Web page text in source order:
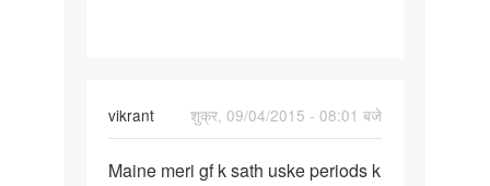
vikrant
शुक्र, 09/04/2015 - 08:01 बजे
Maine
Maine meri gf k sath uske periods k